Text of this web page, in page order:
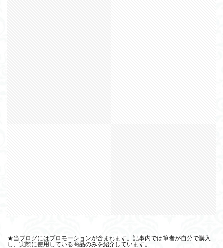
★当ブログにはプロモーションが含まれます。記事内では筆者が自分で購入
し、実際に使用している商品のみを紹介しています。